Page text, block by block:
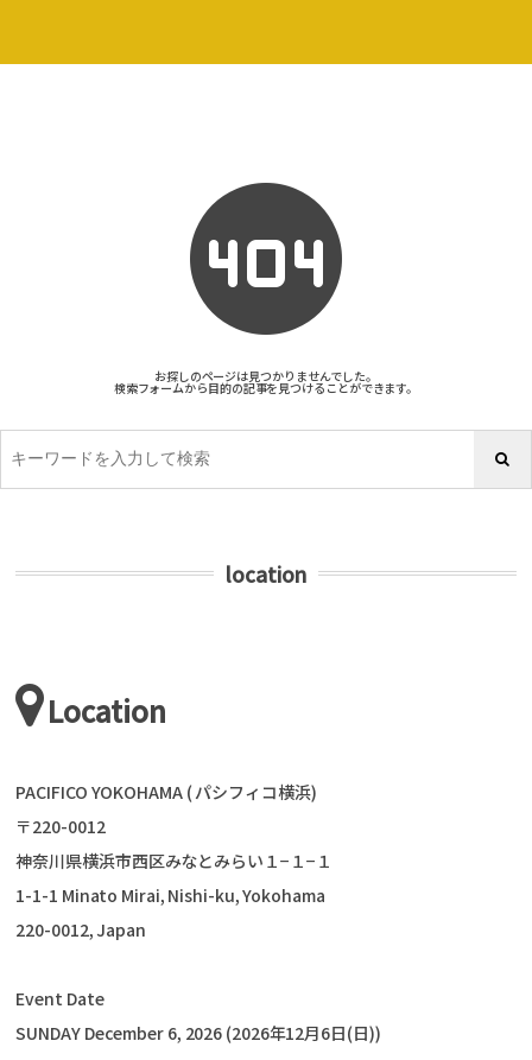
お探しのページは見つかりませんでした。
検索フォームから目的の記事を見つけることができます。
location
Location
PACIFICO YOKOHAMA ( パシフィコ横浜)
〒220-0012
神奈川県横浜市西区みなとみらい１−１−１
1-1-1 Minato Mirai, Nishi-ku, Yokohama
220-0012, Japan
Event Date
SUNDAY December 6, 2026 (2026年12月6日(日))